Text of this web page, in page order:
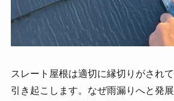
スレート屋根は適切に縁切りがされ
引き起こします。なぜ雨漏りへと発